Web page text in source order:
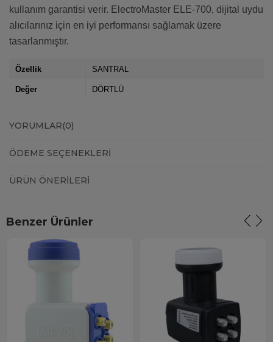
kullanım garantisi verir. ElectroMaster ELE-700, dijital uydu
alıcılarınız için en iyi performansı sağlamak üzere
tasarlanmıştır.
Özellik SANTRAL
Değer DÖRTLÜ
YORUMLAR(0)
ÖDEME SEÇENEKLERI
ÜRÜN ÖNERILERI
Benzer Ürünler